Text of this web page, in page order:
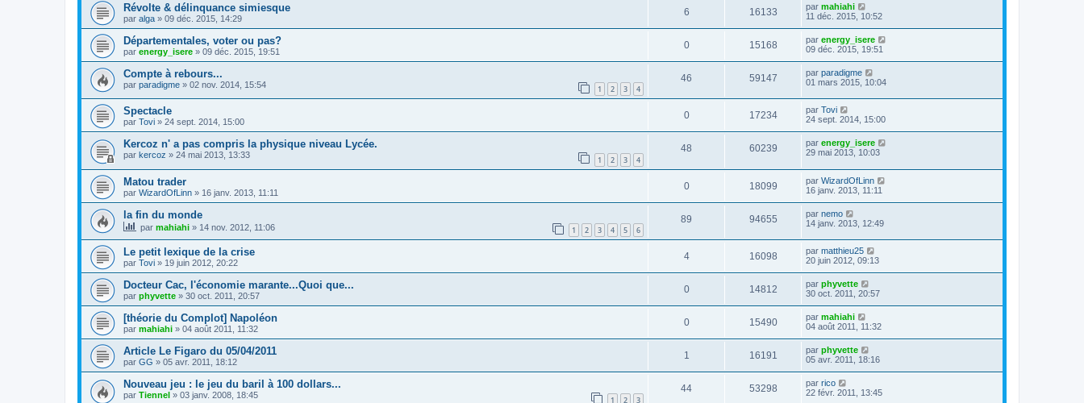
Révolte & délinquance simiesque
par alga » 09 déc. 2015, 14:29
6 16133 par mahiahi
11 déc. 2015, 10:52
Départementales, voter ou pas?
par energy_isere » 09 déc. 2015, 19:51
0 15168 par energy_isere
09 déc. 2015, 19:51
Compte à rebours...
par paradigme » 02 nov. 2014, 15:54 1 2 3 4
46 59147 par paradigme
01 mars 2015, 10:04
Spectacle
par Tovi » 24 sept. 2014, 15:00
0 17234 par Tovi
24 sept. 2014, 15:00
Kercoz n' a pas compris la physique niveau Lycée.
par kercoz » 24 mai 2013, 13:33 1 2 3 4
48 60239 par energy_isere
29 mai 2013, 10:03
Matou trader
par WizardOfLinn » 16 janv. 2013, 11:11
0 18099 par WizardOfLinn
16 janv. 2013, 11:11
la fin du monde
par mahiahi » 14 nov. 2012, 11:06 1 2 3 4 5 6
89 94655 par nemo
14 janv. 2013, 12:49
Le petit lexique de la crise
par Tovi » 19 juin 2012, 20:22
4 16098 par matthieu25
20 juin 2012, 09:13
Docteur Cac, l'économie marante...Quoi que...
par phyvette » 30 oct. 2011, 20:57
0 14812 par phyvette
30 oct. 2011, 20:57
[théorie du Complot] Napoléon
par mahiahi » 04 août 2011, 11:32
0 15490 par mahiahi
04 août 2011, 11:32
Article Le Figaro du 05/04/2011
par GG » 05 avr. 2011, 18:12
1 16191 par phyvette
05 avr. 2011, 18:16
Nouveau jeu : le jeu du baril à 100 dollars...
par Tiennel » 03 janv. 2008, 18:45 1 2 3
44 53298 par rico
22 févr. 2011, 13:45